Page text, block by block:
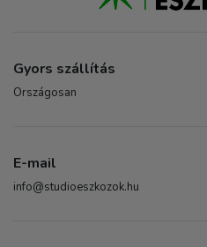
Gyors szállítás
Országosan
E-mail
info@studioeszkozok.hu